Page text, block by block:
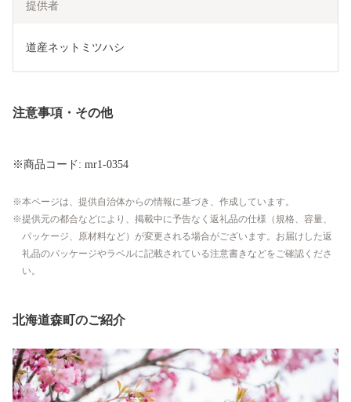
提供者
道産ネットミツハシ
注意事項・その他
※商品コード: mr1-0354
本ページは、提供自治体からの情報に基づき、作成しています。
提供元の都合などにより、掲載中に予告なく返礼品の仕様（規格、容量、
パッケージ、原材料など）が変更される場合がございます。お届けした返
礼品のパッケージやラベルに記載されている注意書きなどをご確認くださ
い。
北海道森町のご紹介